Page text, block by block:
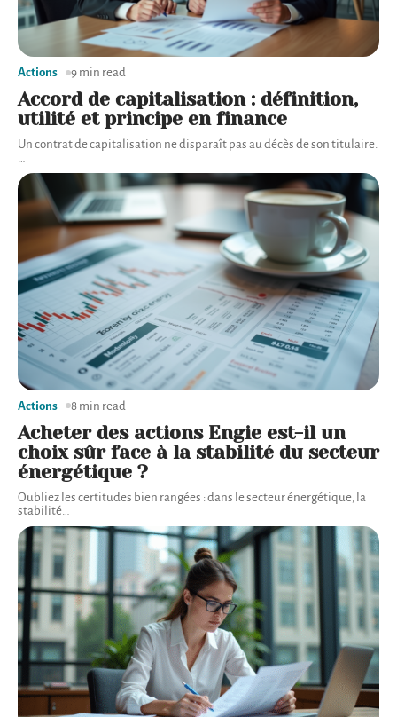
Accord de capitalisation : définition,
utilité et principe en finance
Un contrat de capitalisation ne disparaît pas au décès de son titulaire.
…
Actions 9 min read
Acheter des actions Engie est-il un
choix sûr face à la stabilité du secteur
énergétique ?
Oubliez les certitudes bien rangées : dans le secteur énergétique, la
stabilité
Actions 8 min read